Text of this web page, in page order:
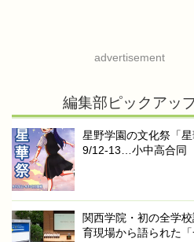
advertisement
編集部ピックアッ
星野学園の文化祭「星
9/12-13…小中高合同
関西学院・初の全学
育現場から語られた